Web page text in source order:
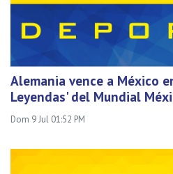
Alemania vence a México
Leyendas' del Mundial
Dom 9 Jul 01:52 PM